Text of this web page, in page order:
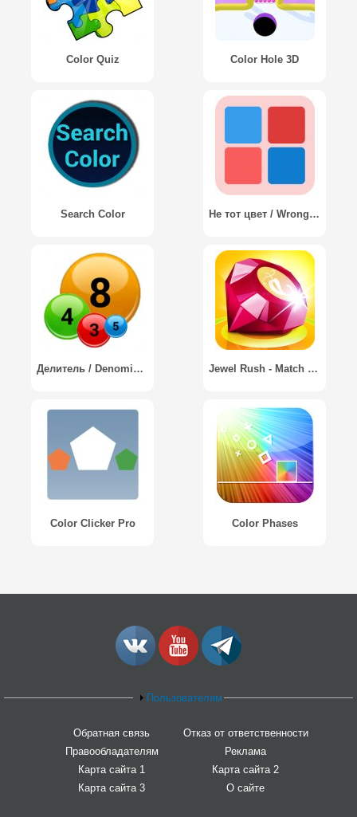
Color Quiz Color Hole 3D
Search Color Не тот цвет / Wrong color
Делитель / Denominator Jewel Rush - Match Color
Color Clicker Pro Color Phases
Пользователям
Обратная связь
Отказ от ответственности
Правообладателям
Реклама
Карта сайта 1
Карта сайта 2
Карта сайта 3
О сайте